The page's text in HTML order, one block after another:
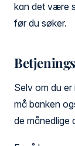
kan det være
før du søker.
Selv om du
må banken
de månedlige